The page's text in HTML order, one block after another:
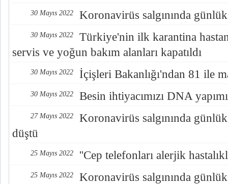
30 Mayıs 2022 Koronavirüs salgınında
30 Mayıs 2022
Türkiye'nin ilk karantina
servis ve yoğun bakım alanları kapatıldı
30 Mayıs 2022 İçişleri Bakanlığı'ndan 81 ile
30 Mayıs 2022 Besin ihtiyacımızı DNA
27 Mayıs 2022
Koronavirüs salgınında
düştü
25 Mayıs 2022 ''Cep telefonları alerjik
25 Mayıs 2022
Koronavirüs salgınında